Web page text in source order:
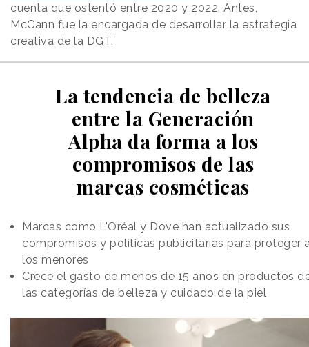
cuenta que ostentó entre 2020 y 2022. Antes,
McCann fue la encargada de desarrollar la estrategia
creativa de la DGT.
La tendencia de belleza
entre la Generación
Alpha da forma a los
compromisos de las
marcas cosméticas
Marcas como L'Oréal y Dove han actualizado sus
compromisos y políticas publicitarias para proteger
los menores
Crece el gasto de menos de 15 años en productos
las categorías de belleza y cuidado de la piel